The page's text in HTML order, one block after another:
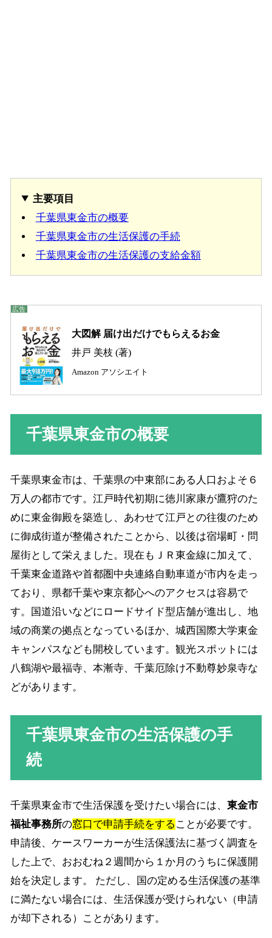
主要項目
千葉県東金市の概要
千葉県東金市の生活保護の手続
千葉県東金市の生活保護の支給金額
大図解 届け出だけでもらえるお金
井戸 美枝 (著)
Amazon アソシエイト
千葉県東金市の概要
千葉県東金市は、千葉県の中東部にある人口およそ６
万人の都市です。江戸時代初期に徳川家康が鷹狩のた
めに東金御殿を築造し、あわせて江戸との往復のため
に御成街道が整備されたことから、以後は宿場町・問
屋街として栄えました。現在もＪＲ東金線に加えて、
千葉東金道路や首都圏中央連絡自動車道が市内を走っ
ており、県都千葉や東京都心へのアクセスは容易で
す。国道沿いなどにロードサイド型店舗が進出し、地
域の商業の拠点となっているほか、城西国際大学東金
キャンパスなども開校しています。観光スポットには
八鶴湖や最福寺、本漸寺、千葉厄除け不動尊妙泉寺な
どがあります。
千葉県東金市の生活保護の手
続
千葉県東金市で生活保護を受けたい場合には、東金市
福祉事務所の窓口で申請手続をする ことが必要です。
申請後、ケースワーカーが生活保護法に基づく調査を
した上で、おおむね２週間から１か月のうちに保護開
始を決定します。 ただし、国の定める生活保護の基準
に満たない場合には、生活保護が受けられない（申請
が却下される）ことがあります。